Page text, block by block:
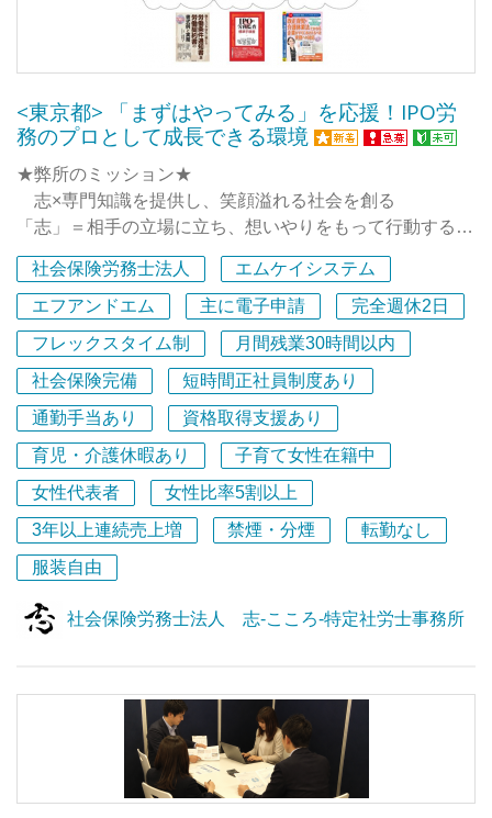
保険労務士としての経験を積んでいきたい方にもマッチし
スタートし徐々に専門的な業務をおこなっていきます。業
務マニュアルやメンバーが進め方のサポートをするので安
心してお仕事ができます。
＜社会保険労務士としての経験＞
人事・労務に関する多くのことを学べます。通常よりもコ
アな業務・領域について触れられるので、実践的なスキル
と経験が身に付きます。
＜クラウド / ITツールの経験＞
これからの人事労務領域では欠かせない、クラウドツール
の経験知識を積むことができます。
単純なツール理解から業務設計、社内での活用方法など、
社会保険労務士としてのスキルの幅が広がります。
的に取り組んでいます。
◆給与計算や社会保険手続き業務のほか、諸規程の制改定
場の際の人事労務面からのコンサルティングなど、業務領
域は多岐にわたります。
企業が直面する様々な課題に臨機応変に応えることができ
るよう一丸となって日々新たな課題に挑戦しています。
人事労務分野のあらゆるサービスを提供する弊所だからこ
す！
◆困ったときは互いに支え合い、喜びをみんなで分かち合
う、そんなチームワークを大切にする事務所です。ぜひ人
事労務コンサルティングのプロを目指して私たちと一緒に
働きませんか。
■ヒューマンテック経営研究所グループ（社労士法人と株
式会社の2法人）の全従業員数は26名（社労士18名、合格
者1名、うち特定社労士6名）。当研究所の経営理念に共感
いただける方、ぜひご応募ください！
私たちが掲げる経営理念は、
“Be Thanked！感謝されるようにありたい”です。
私たちは、経営理念を実現するために、
“所員の働きがいや自己実現を大切にするとともに、
<東京都> 「まずはやってみる」を応援！IPO労
務のプロとして成長できる環境
★弊所のミッション★
志×専門知識を提供し、笑顔溢れる社会を創る
「志」＝相手の立場に立ち、想いやりをもって行動するこ
と。
「専門知識」＝労働法の専門家として、AIを超える知識を
持ち合わせた集団
我々の「志」を届け、その先の関係者と共に幸せになるた
めに組織運営しています。
◎なぜ上場支援（IPO支援）に特化しているか
近年の上場審査においては、労務デューデリジェンス（労
務DD）が必須となっており、未払い賃金の有無はもちろ
ん、労働時間の管理体制や運用の構築も非常に重視される
時代となっています。
この重要な審査期間において、企業がコンプライアンスを
遵守するためには、社会保険労務士としての正確な知識、
ます。
おります。
代表実績＆メッセージ
【書籍共著・セミナー登壇実績多数】代表との距離が近
く、直接ノウハウを学べる！
社会保険労務士法人
エムケイシステム
エフアンドエム
主に電子申請
完全週休2日
フレックスタイム制
月間残業30時間以内
社会保険完備
短時間正社員制度あり
通勤手当あり
資格取得支援あり
育児・介護休暇あり
子育て女性在籍中
女性代表者
女性比率5割以上
3年以上連続売上増
禁煙・分煙
転勤なし
服装自由
社会保険労務士法人 志-こころ-特定社労士事務所